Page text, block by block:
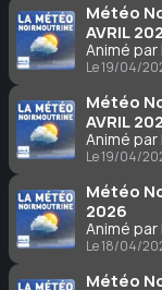
Météo
AVRIL
Animé
Le 19/04/
Météo
AVRIL
Animé
Le 19/04/
Météo
2026
Animé
Le 18/04/
Météo